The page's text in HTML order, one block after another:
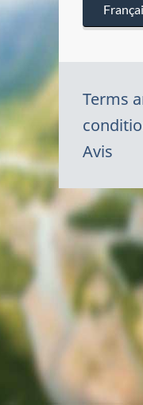
Terms
Avis